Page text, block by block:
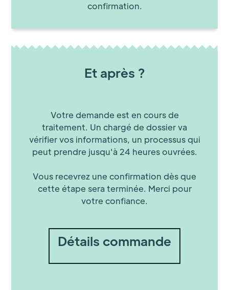
confirmation.
Et après ?
Votre demande est en cours de
traitement. Un chargé de dossier va
vérifier vos informations, un processus qui
peut prendre jusqu'à 24 heures ouvrées.
Vous recevrez une confirmation dès que
cette étape sera terminée. Merci pour
votre confiance.
Détails commande